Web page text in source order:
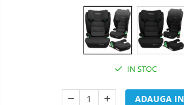
Leagane & balansoare & sezlonguri
Carusele patut
IN STOC
ADAUGA